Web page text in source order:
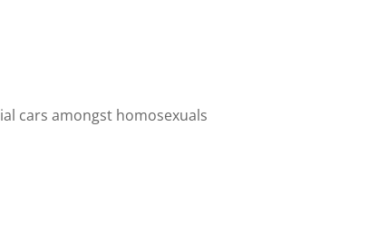
cars amongst homosexuals